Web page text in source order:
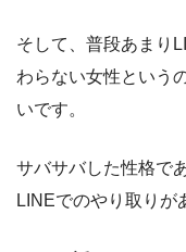
そして、普段あまり
わらない女性という
いです。
サバサバした性格で
LINEでのやり取りが